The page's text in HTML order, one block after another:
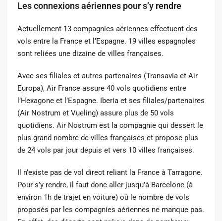
Les connexions aériennes pour s’y rendre
Actuellement 13 compagnies aériennes effectuent des
vols entre la France et l’Espagne. 19 villes espagnoles
sont reliées une dizaine de villes françaises.
Avec ses filiales et autres partenaires (Transavia et Air
Europa), Air France assure 40 vols quotidiens entre
l’Hexagone et l’Espagne. Iberia et ses filiales/partenaires
(Air Nostrum et Vueling) assure plus de 50 vols
quotidiens. Air Nostrum est la compagnie qui dessert le
plus grand nombre de villes françaises et propose plus
de 24 vols par jour depuis et vers 10 villes françaises.
Il n’existe pas de vol direct reliant la France à Tarragone.
Pour s’y rendre, il faut donc aller jusqu’à Barcelone (à
environ 1h de trajet en voiture) où le nombre de vols
proposés par les compagnies aériennes ne manque pas.